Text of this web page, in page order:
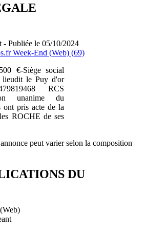
- Publiée le 05/10/2024
Week-End (Web) (69)
€-Siège social
lieudit le Puy d'or
RCS
unanime du
ont pris acte de la
ROCHE de ses
peut varier selon la composition
DU